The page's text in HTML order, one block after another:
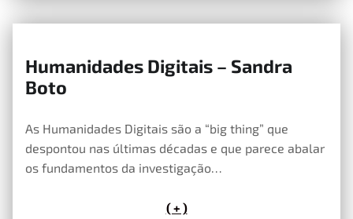
Humanidades Digitais – Sandra
Boto
As Humanidades Digitais são a “big thing” que
despontou nas últimas décadas e que parece abalar
os fundamentos da investigação…
( + )
25 de Abril, 2019